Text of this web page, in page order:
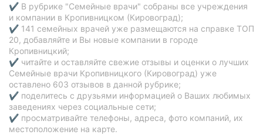
✔ В рубрике "Семейные врачи" собраны все учреждения
и компании в Кропивницком (Кировоград);
✔ 141 семейных врачей уже размещаются на справке ТОП
20, добавляйте и Вы новые компании в городе
Кропивницкий;
✔ читайте и оставляйте свежие отзывы и оценки о лучших
Семейные врачи Кропивницкого (Кировоград) уже
оставлено 603 отзывов в данной рубрике;
✔ поделитесь с друзьями информацией о Ваших любимых
заведениях через социальные сети;
✔ просматривайте телефоны, адреса, фото компаний, их
местоположение на карте.